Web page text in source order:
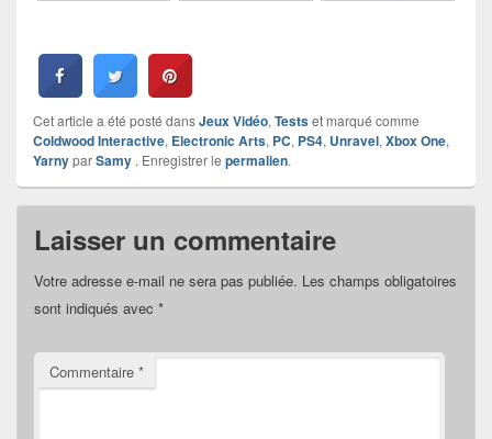
Cet article a été posté dansJeux Vidéo, Testset marqué comme
Coldwood Interactive, Electronic Arts, PC, PS4, Unravel, Xbox One,
YarnyparSamy . Enregistrer le permalien.
Laisser un commentaire
Votre adresse e-mail ne sera pas publiée. Les champs obligatoires
sont indiqués avec *
Commentaire *